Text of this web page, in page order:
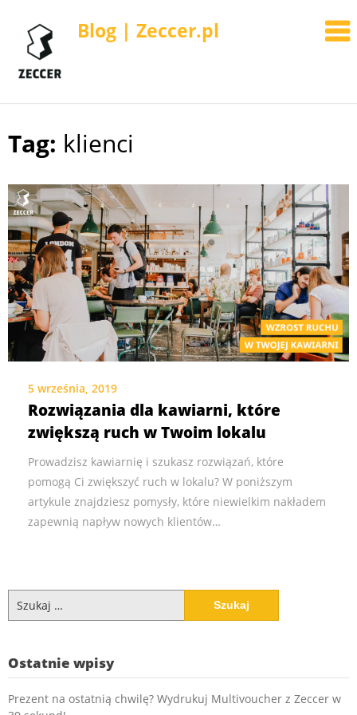
Blog | Zeccer.pl
Skip
Tag: klienci
5 września, 2019
Rozwiązania dla kawiarni, które
zwiększą ruch w Twoim lokalu
Prowadzisz kawiarnię i szukasz rozwiązań, które
pomogą Ci zwiększyć ruch w lokalu? W poniższym
artykule znajdziesz pomysły, które niewielkim nakładem
zapewnią napływ nowych klientów…
Ostatnie wpisy
Prezent na ostatnią chwilę? Wydrukuj Multivoucher z Zeccer w